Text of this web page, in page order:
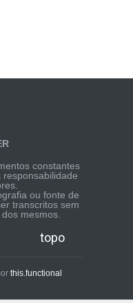
constantes
responsabilidade
ou fonte de
transcritos sem
mesmos.
topo
this.functional